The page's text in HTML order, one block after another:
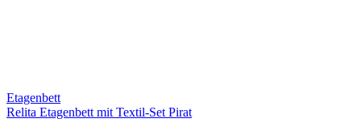
Etagenbett
Relita Etagenbett mit Textil-Set Pirat